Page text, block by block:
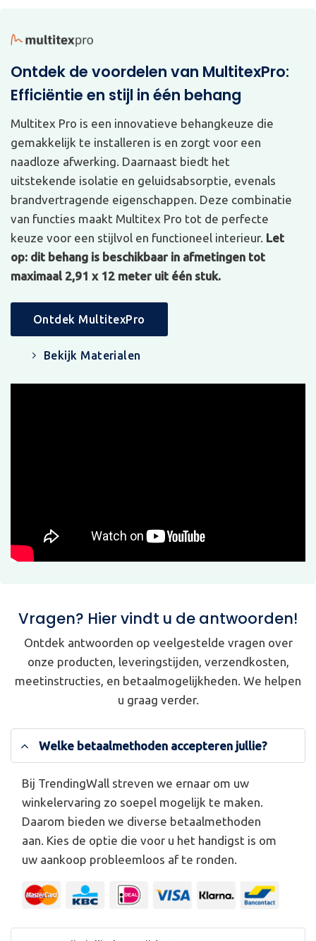
Ontdek de voordelen van MultitexPro:
Efficiëntie en stijl in één behang
Multitex Pro is een innovatieve behangkeuze die
gemakkelijk te installeren is en zorgt voor een
naadloze afwerking. Daarnaast biedt het
uitstekende isolatie en geluidsabsorptie, evenals
brandvertragende eigenschappen. Deze combinatie
van functies maakt Multitex Pro tot de perfecte
keuze voor een stijlvol en functioneel interieur. Let
op: dit behang is beschikbaar in afmetingen tot
maximaal 2,91 x 12 meter uit één stuk.
Ontdek MultitexPro
Bekijk Materialen
Vragen? Hier vindt u de antwoorden!
Ontdek antwoorden op veelgestelde vragen over
onze producten, leveringstijden, verzendkosten,
meetinstructies, en betaalmogelijkheden. We helpen
u graag verder.
Welke betaalmethoden accepteren jullie?
Bij TrendingWall streven we ernaar om uw
winkelervaring zo soepel mogelijk te maken.
Daarom bieden we diverse betaalmethoden
aan. Kies de optie die voor u het handigst is om
uw aankoop probleemloos af te ronden.